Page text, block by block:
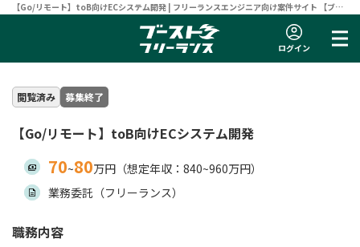
【Go/リモート】toB向けECシステム開発 | フリーランスエンジニア向け案件サイト 【ブー
ログイン
閲覧済み 募集終了
【Go/リモート】toB向けECシステム開発
70~80万円（想定年収：840~960万円）
業務委託（フリーランス）
職務内容